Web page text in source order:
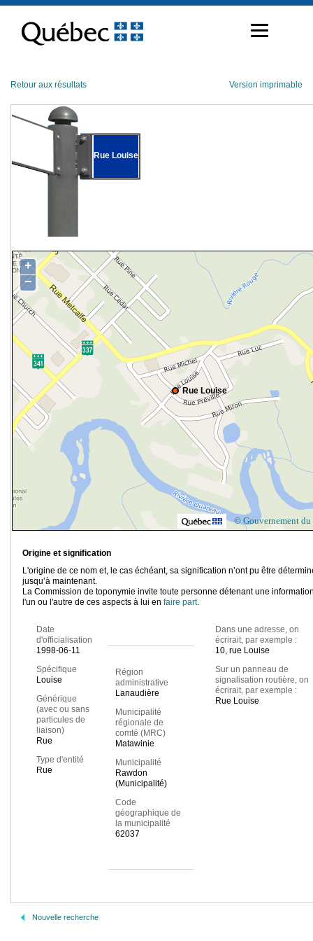
contenu
Retour aux résultats Version imprimable
Rue Louise
Rue Louise
+
−
© Gouvernement du
Origine et signification
L'origine de ce nom et, le cas échéant, sa signification n’ont pu être
jusqu’à maintenant.
La Commission de toponymie invite toute personne détenant une
l'un ou l'autre de ces aspects à lui en faire part.
Date
d'officialisation
1998-06-11
Spécifique
Louise
Générique
(avec ou sans
particules de
liaison)
Rue
Type d'entité
Rue
Région
administrative
Lanaudière
Municipalité
régionale de
comté (MRC)
Matawinie
Municipalité
Rawdon
(Municipalité)
Code
géographique de
la municipalité
62037
Dans une adresse, on
écrirait, par exemple :
10, rue Louise
Sur un panneau de
signalisation routière, on
écrirait, par exemple :
Rue Louise
Nouvelle recherche